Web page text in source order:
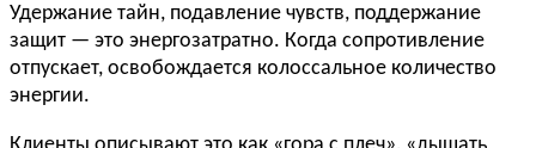
Удержание тайн, подавление чувств, поддержание
защит — это энергозатратно. Когда сопротивление
отпускает, освобождается колоссальное количество
энергии.